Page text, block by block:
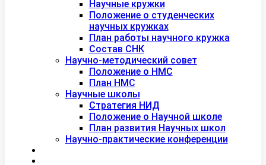
Научные кружки
Положение о студенческих
научных кружках
План работы научного кружка
Состав СНК
Научно-методический совет
Положение о НМС
План НМС
Научные школы
Стратегия НИД
Положение о Научной школе
План развития Научных школ
Научно-практические конференции